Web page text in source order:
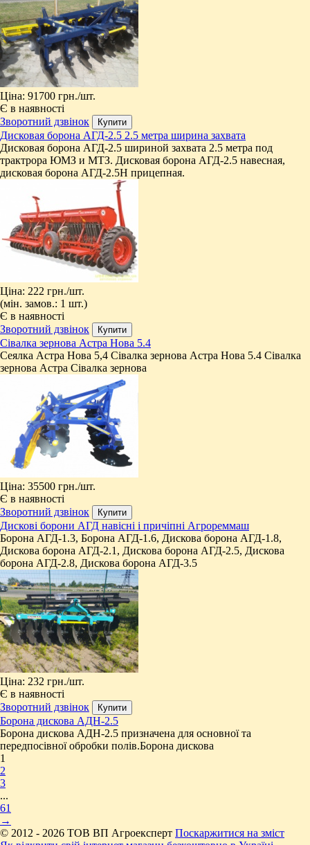
Ціна: 91700 грн./шт.
Є в наявності
Зворотний дзвінок
Дисковая борона АГД-2.5 2.5 метра ширина захвата
Дисковая борона АГД-2.5 шириной захвата 2.5 метра под
трактрора ЮМЗ и МТЗ. Дисковая борона АГД-2.5 навесная,
дисковая борона АГД-2.5Н прицепная.
Ціна: 222 грн./шт.
(мін. замов.: 1 шт.)
Є в наявності
Зворотний дзвінок
Сівалка зернова Астра Нова 5.4
Сеялка Астра Нова 5,4 Сівалка зернова Астра Нова 5.4 Сівалка
зернова Астра Сівалка зернова
Ціна: 35500 грн./шт.
Є в наявності
Зворотний дзвінок
Дискові борони АГД навісні і причіпні Агрореммаш
Борона АГД-1.3, Борона АГД-1.6, Дискова борона АГД-1.8,
Дискова борона АГД-2.1, Дискова борона АГД-2.5, Дискова
борона АГД-2.8, Дискова борона АГД-3.5
Ціна: 232 грн./шт.
Є в наявності
Зворотний дзвінок
​Борона дискова АДН-2.5
​Борона дискова АДН-2.5 призначена для основної та
передпосівної обробки полів. ​Борона дискова
1
2
3
...
61
→
© 2012 - 2026 ТОВ ВП Агроексперт Поскаржитися на зміст